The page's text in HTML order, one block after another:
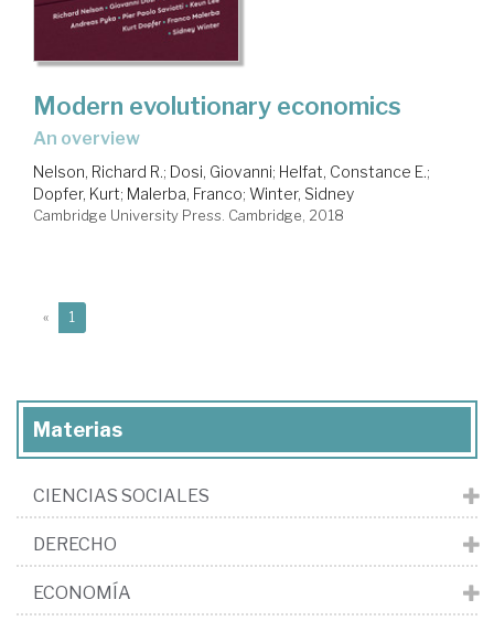
Modern evolutionary economics
an overview
Nelson, Richard R.; Dosi, Giovanni; Helfat, Constance E.;
Dopfer, Kurt; Malerba, Franco; Winter, Sidney
Cambridge University Press. Cambridge, 2018
« 1
Materias
CIENCIAS SOCIALES
DERECHO
ECONOMÍA